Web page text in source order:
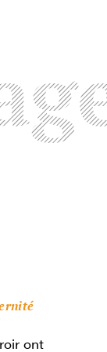
ont